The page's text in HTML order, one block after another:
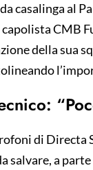
casalinga al
capolista CMB
della sua
di Directa
salvare, a